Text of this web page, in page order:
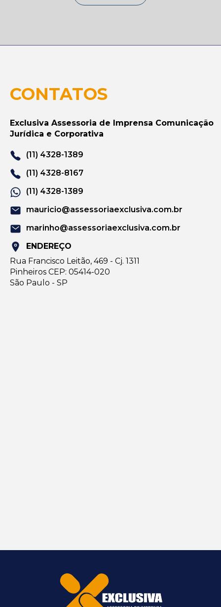
CONTATOS
Exclusiva Assessoria de Imprensa Comunicação
Jurídica e Corporativa
(11) 4328-1389
(11) 4328-8167
(11) 4328-1389
mauricio@assessoriaexclusiva.com.br
marinho@assessoriaexclusiva.com.br
ENDEREÇO
Rua Francisco Leitão, 469 - Cj. 1311
Pinheiros CEP: 05414-020
São Paulo - SP